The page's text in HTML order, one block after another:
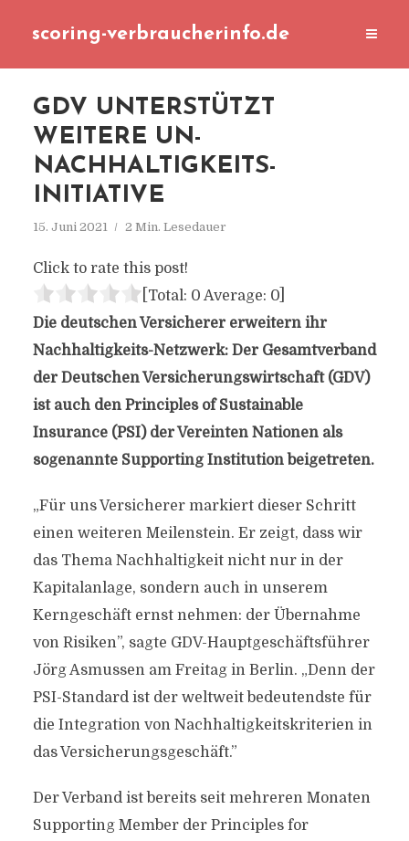
scoring-verbraucherinfo.de
GDV UNTERSTÜTZT
WEITERE UN-
NACHHALTIGKEITS-
INITIATIVE
15. Juni 2021 2 Min. Lesedauer
Click to rate this post!
[Total: 0 Average: 0]
Die deutschen Versicherer erweitern ihr
Nachhaltigkeits-Netzwerk: Der Gesamtverband
der Deutschen Versicherungswirtschaft (GDV)
ist auch den Principles of Sustainable
Insurance (PSI) der Vereinten Nationen als
sogenannte Supporting Institution beigetreten.
„Für uns Versicherer markiert dieser Schritt
einen weiteren Meilenstein. Er zeigt, dass wir
das Thema Nachhaltigkeit nicht nur in der
Kapitalanlage, sondern auch in unserem
Kerngeschäft ernst nehmen: der Übernahme
von Risiken”, sagte GDV-Hauptgeschäftsführer
Jörg Asmussen am Freitag in Berlin. „Denn der
PSI-Standard ist der weltweit bedeutendste für
die Integration von Nachhaltigkeitskriterien in
das Versicherungsgeschäft.”
Der Verband ist bereits seit mehreren Monaten
Supporting Member der Principles for